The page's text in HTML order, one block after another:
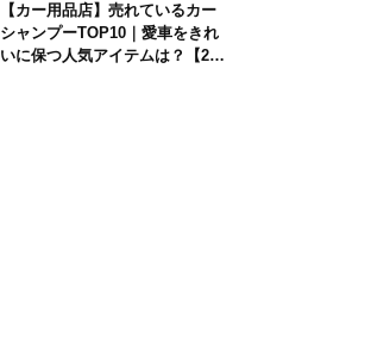
【カー用品店】売れているカー
シャンプーTOP10｜愛車をきれ
いに保つ人気アイテムは？【202